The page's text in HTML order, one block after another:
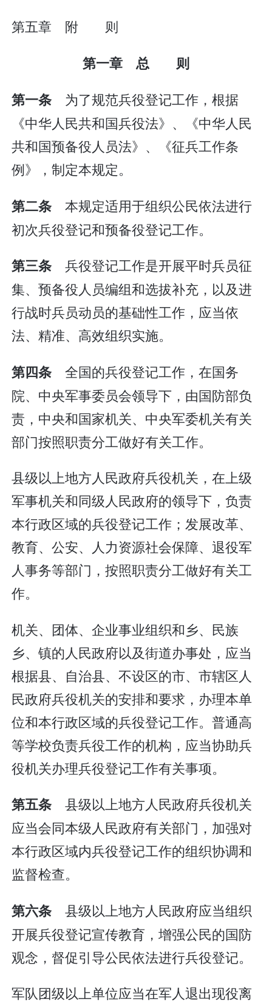
第五章 附 则
第一章 总 则
第一条 为了规范兵役登记工作，根据
《中华人民共和国兵役法》、《中华人民
共和国预备役人员法》、《征兵工作条
例》，制定本规定。
第二条本规定适用于组织公民依法进行
初次兵役登记和预备役登记工作。
第三条兵役登记工作是开展平时兵员征
集、预备役人员编组和选拔补充，以及进
行战时兵员动员的基础性工作，应当依
法、精准、高效组织实施。
第四条全国的兵役登记工作，在国务
院、中央军事委员会领导下，由国防部负
责，中央和国家机关、中央军委机关有关
部门按照职责分工做好有关工作。
县级以上地方人民政府兵役机关，在上级
军事机关和同级人民政府的领导下，负责
本行政区域的兵役登记工作；发展改革、
教育、公安、人力资源社会保障、退役军
人事务等部门，按照职责分工做好有关工
作。
机关、团体、企业事业组织和乡、民族
乡、镇的人民政府以及街道办事处，应当
根据县、自治县、不设区的市、市辖区人
民政府兵役机关的安排和要求，办理本单
位和本行政区域的兵役登记工作。普通高
等学校负责兵役工作的机构，应当协助兵
役机关办理兵役登记工作有关事项。
第五条县级以上地方人民政府兵役机关
应当会同本级人民政府有关部门，加强对
本行政区域内兵役登记工作的组织协调和
监督检查。
第六条县级以上地方人民政府应当组织
开展兵役登记宣传教育，增强公民的国防
观念，督促引导公民依法进行兵役登记。
军队团级以上单位应当在军人退出现役离